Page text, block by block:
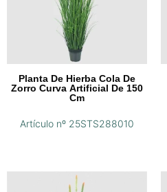
Planta De Hierba Cola De
Zorro Curva Artificial De 150
Cm
Artículo nº 25STS288010